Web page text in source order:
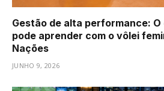
Gestão de alta performance: O
pode aprender com o vôlei
Nações
JUNHO 9, 2026